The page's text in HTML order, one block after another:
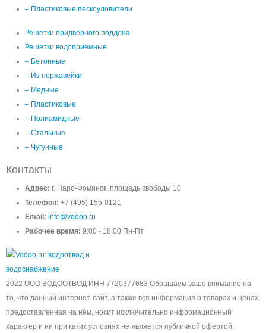
– Пластиковые пескоуловители
Решетки придверного поддона
Решетки водоприемные
– Бетонные
– Из нержавейки
– Медные
– Пластиковые
– Полиамидные
– Стальные
– Чугунные
Контакты
Адрес: г. Наро-Фоминск, площадь свободы 10
Телефон: +7 (495) 155-0121
Email: info@vodoo.ru
Рабочее время: 9:00 - 18:00 Пн-Пт
2022 ООО ВОДООТВОД ИНН 7720377683 Обращаем ваше внимание на
то, что данный интернет-сайт, а также вся информация о товарах и ценах,
предоставленная на нём, носит исключительно информационный
характер и ни при каких условиях не является публичной офертой,